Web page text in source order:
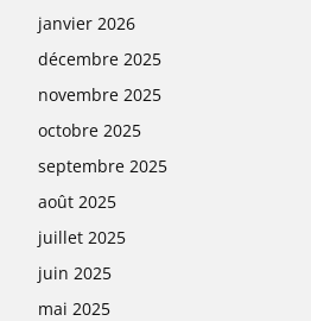
janvier 2026
décembre 2025
novembre 2025
octobre 2025
septembre 2025
août 2025
juillet 2025
juin 2025
mai 2025